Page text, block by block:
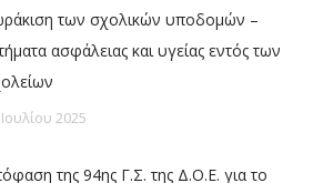
των σχολικών υποδομών –
ασφάλειας και υγείας εντός των
2025
της 94ης Γ.Σ. της Δ.Ο.Ε. για το